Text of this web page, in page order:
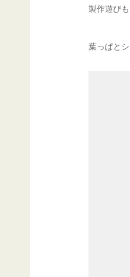
製作遊びも
葉っぱと